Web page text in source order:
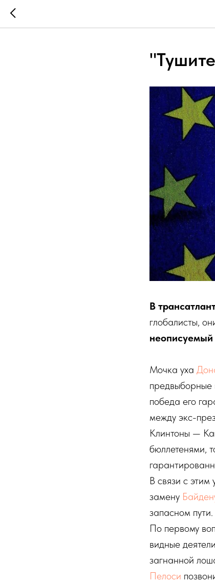
В
глобалисты,
неописуемый
Мочка уха
предвыборные
победа его
между экс-
Клинтоны —
бюллетенями,
В связи с
замену
запасном пути.
По первому
видные
загнанной
Пелоси